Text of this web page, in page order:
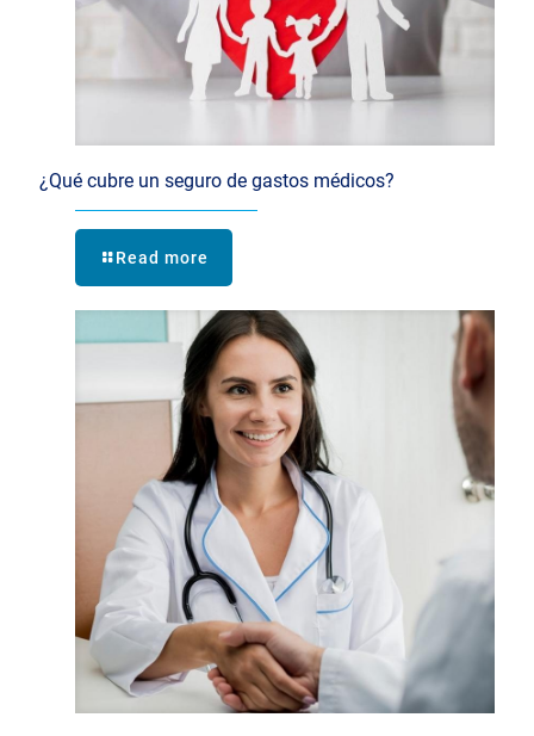
¿Qué cubre un seguro de gastos médicos?
Read more